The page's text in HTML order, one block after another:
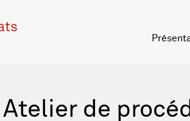
Atelier de